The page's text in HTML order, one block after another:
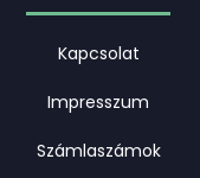
Kapcsolat
Impresszum
Számlaszámok